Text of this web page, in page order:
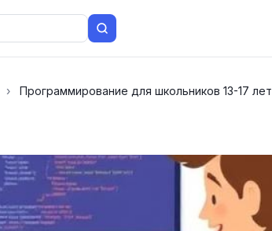
› Программирование для школьников 13-17 лет